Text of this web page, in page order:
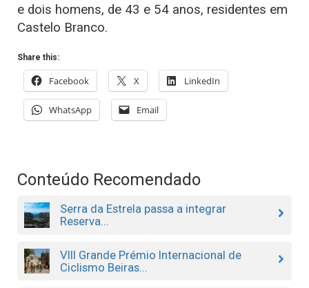
e dois homens, de 43 e 54 anos, residentes em
Castelo Branco.
Share this:
Facebook X LinkedIn
WhatsApp Email
Conteúdo Recomendado
Serra da Estrela passa a integrar
Reserva...
VIII Grande Prémio Internacional de
Ciclismo Beiras...